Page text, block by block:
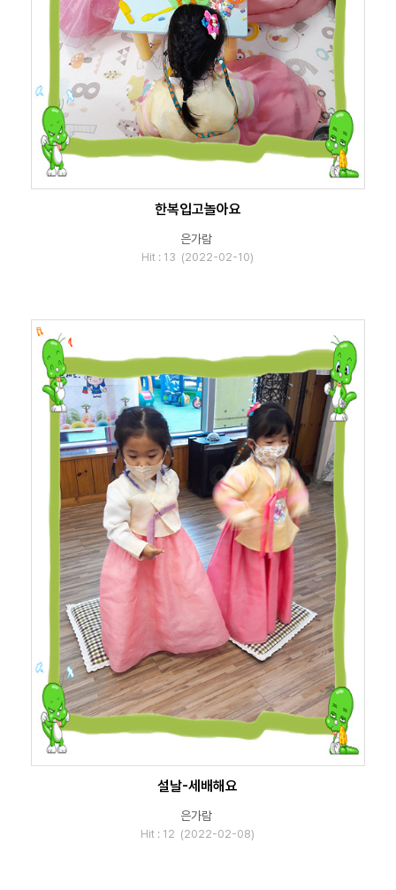
한복입고놀아요
은가람
Hit : 13 (2022-02-10)
설날-세배해요
은가람
Hit : 12 (2022-02-08)